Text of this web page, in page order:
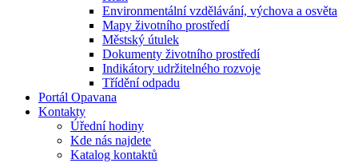
Environmentální vzdělávání, výchova a osvěta
Mapy životního prostředí
Městský útulek
Dokumenty životního prostředí
Indikátory udržitelného rozvoje
Třídění odpadu
Portál Opavana
Kontakty
Úřední hodiny
Kde nás najdete
Katalog kontaktů